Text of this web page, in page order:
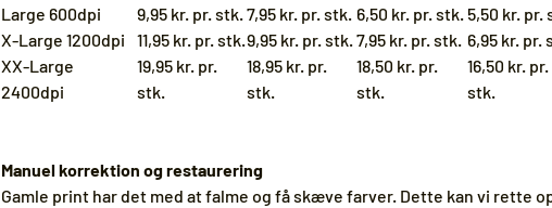
Large 600dpi 9,95 kr. pr. stk.7,95 kr. pr. stk. 6,50 kr. pr. stk. 5,50 kr. pr.
X-Large 1200dpi
11,95 kr. pr. stk.9,95 kr. pr. stk.7,95 kr. pr. stk. 6,95 kr. pr.
XX-Large
2400dpi
19,95 kr. pr.
stk.
18,95 kr. pr.
stk.
18,50 kr. pr.
stk.
16,50 kr. pr.
stk.
Manuel korrektion og restaurering
Gamle print har det med at falme og få skæve farver. Dette kan vi rette